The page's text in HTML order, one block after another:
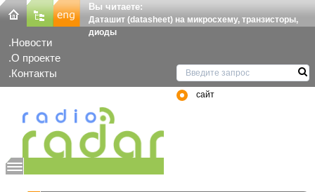
Вы читаете:
Даташит (datasheet) на микросхему, транзисторы,
диоды
Новости
О проекте
Контакты
сайт